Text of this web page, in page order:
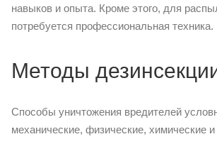
навыков и опыта. Кроме этого, для
потребуется профессиональная техника.
Методы
Способы уничтожения вредителей
механические, физические, химические и